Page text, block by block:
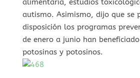
alimentaria, estudios
autismo. Asimismo, dijo que se
disposición los programas
de enero a junio han
potosinas y potosinos.